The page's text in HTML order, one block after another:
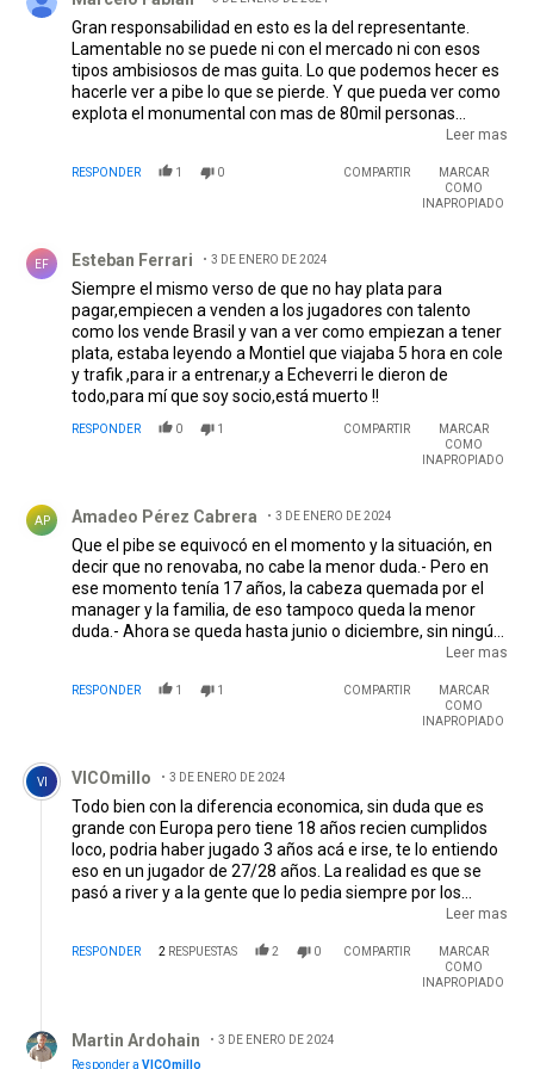
comparar con nada. Sino miren a los primos del frente
para ver todo lo mal que se pueden hacer las cosas.
Gran responsabilidad en esto es la del representante.
Lamentable no se puede ni con el mercado ni con esos
tipos ambisiosos de mas guita. Lo que podemos hecer es
hacerle ver a pibe lo que se pierde. Y que pueda ver como
explota el monumental con mas de 80mil personas
Que vea lo que se pierde y el dinero jamás podrá comprar
Leer mas
RESPONDER 1 0 COMPARTIR
MARCAR
COMO
INAPROPIADO
EF Esteban Ferrari 3 DE ENERO DE 2024
Siempre el mismo verso de que no hay plata para
pagar,empiecen a venden a los jugadores con talento
como los vende Brasil y van a ver como empiezan a tener
plata, estaba leyendo a Montiel que viajaba 5 hora en cole
y trafik ,para ir a entrenar,y a Echeverri le dieron de
todo,para mí que soy socio,está muerto !!
RESPONDER 0 1 COMPARTIR
MARCAR
COMO
INAPROPIADO
AP Amadeo Pérez Cabrera 3 DE ENERO DE 2024
Que el pibe se equivocó en el momento y la situación, en
decir que no renovaba, no cabe la menor duda.- Pero en
ese momento tenía 17 años, la cabeza quemada por el
manager y la familia, de eso tampoco queda la menor
duda.- Ahora se queda hasta junio o diciembre, sin ningún
seguro de no recibir una lesión grave (pasó con varios
nosotros tiene el derecho de manejar la economía de
otro/otros.- La dirigencia intentó renovar el contrato y el
Leer mas
RESPONDER 1 1 COMPARTIR
MARCAR
COMO
INAPROPIADO
Comentario de VICOmillo.
VI VICOmillo 3 DE ENERO DE 2024
Todo bien con la diferencia economica, sin duda que es
grande con Europa pero tiene 18 años recien cumplidos
loco, podria haber jugado 3 años acá e irse, te lo entiendo
eso en un jugador de 27/28 años. La realidad es que se
pasó a river y a la gente que lo pedia siempre por los
quetejedis y ademas si es tan crack venderlo por esa plata
plata, pero bueno... Yo por mi parte no pienso aplaudirlo
Leer mas
RESPONDER 2 RESPUESTAS 2 0 COMPARTIR
MARCAR
COMO
INAPROPIADO
Martin Ardohain
3 DE ENERO DE 2024
Responder a VICOmillo